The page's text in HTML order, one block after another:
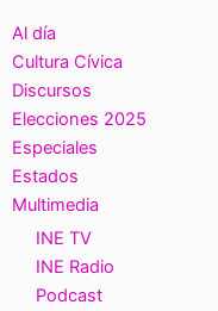
Al día
Cultura Cívica
Discursos
Elecciones 2025
Especiales
Estados
Multimedia
INE TV
INE Radio
Podcast